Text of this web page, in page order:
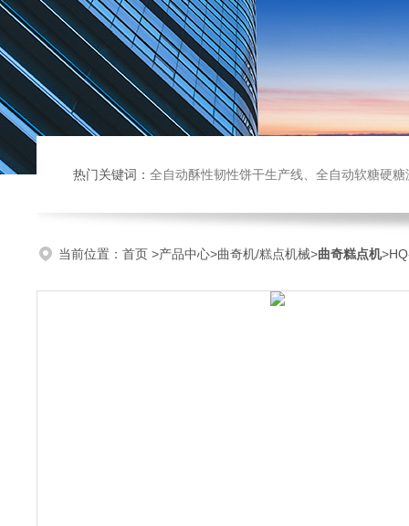
热门关键词： 全自动酥性韧性饼干生产线、全自动软糖硬糖浇注生产线、巧克力浇注生产线、桃酥饼干机、多功能曲奇机、热风旋
当前位置： 首页 >产品中心>曲奇机/糕点机械>曲奇糕点机